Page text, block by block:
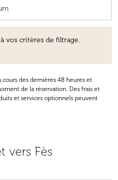
vos critères de filtrage.
des dernières 48 heures et
de la réservation. Des frais et
et services optionnels peuvent
vers Fès